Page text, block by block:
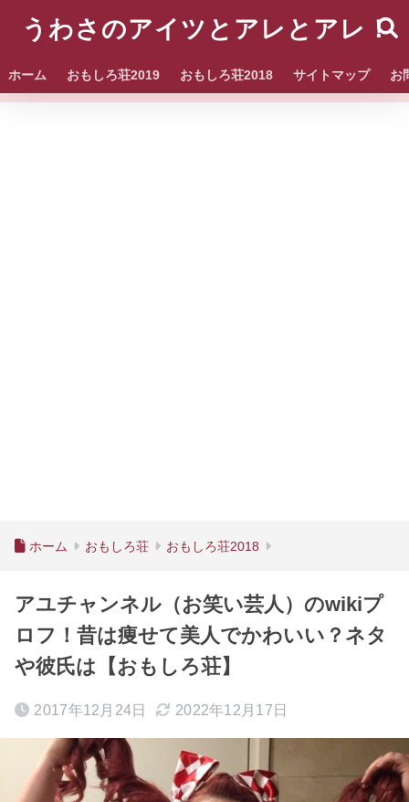
うわさのアイツとアレとアレ！
ホーム おもしろ荘2019 おもしろ荘2018 サイトマップ お
ホーム おもしろ荘 おもしろ荘2018
アユチャンネル（お笑い芸人）のwikiプ
ロフ！昔は痩せて美人でかわいい？ネタ
や彼氏は【おもしろ荘】
2017年12月24日 2022年12月17日